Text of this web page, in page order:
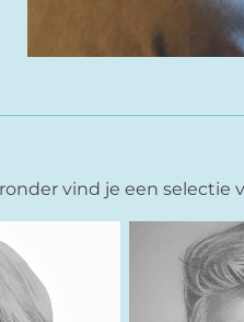
vind je een selectie